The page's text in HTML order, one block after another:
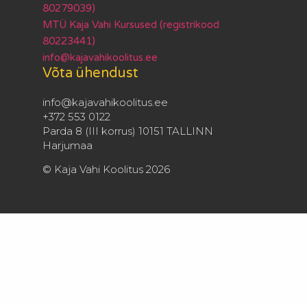
80279039)
MTÜ Kaja Vahi Kursused (registrikood
80223441)
info@kajavahikoolitus.ee
Võta ühendust
info@kajavahikoolitus.ee
+372 553 0122
Parda 8 (III korrus) 10151 TALLINN
Harjumaa
© Kaja Vahi Koolitus 2026